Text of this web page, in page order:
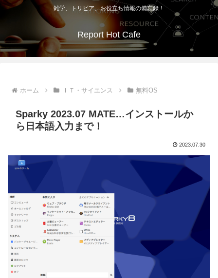
雑学、トリビア、お役立ち情報の備忘録！
Report Hot Cafe
ホーム ＩＴ・サイエンス 無料OS
Sparky 2023.07 MATE…インストールか
ら日本語入力まで！
2023.07.30